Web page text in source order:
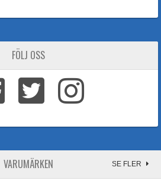
FÖLJ OSS
VARUMÄRKEN SE FLER